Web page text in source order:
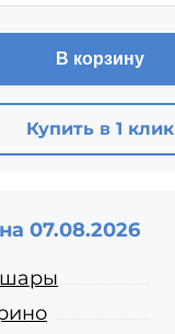
В корзину
Купить в 1 клик
07.08.2026